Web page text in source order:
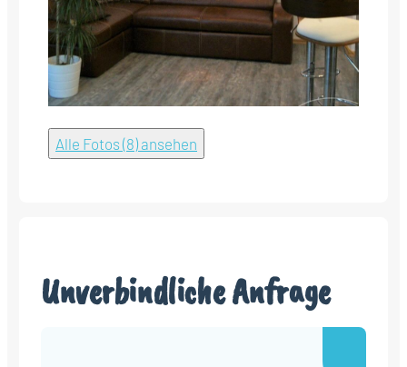
Alle Fotos (8) ansehen
Unverbindliche Anfrage